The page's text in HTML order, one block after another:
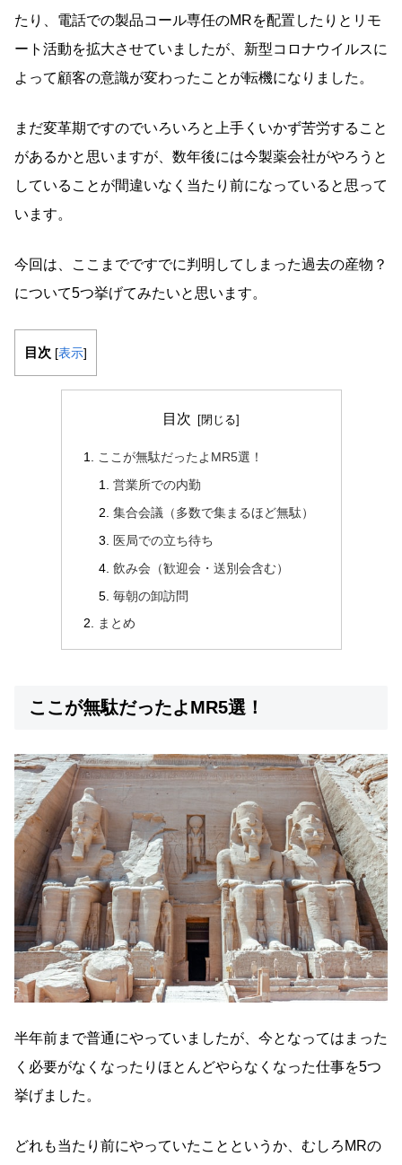
たり、電話での製品コール専任のMRを配置したりとリモ
ート活動を拡大させていましたが、新型コロナウイルスに
よって顧客の意識が変わったことが転機になりました。
まだ変革期ですのでいろいろと上手くいかず苦労すること
があるかと思いますが、数年後には今製薬会社がやろうと
していることが間違いなく当たり前になっていると思って
います。
今回は、ここまでですでに判明してしまった過去の産物？
について5つ挙げてみたいと思います。
目次 [表示]
目次
ここが無駄だったよMR5選！
営業所での内勤
集合会議（多数で集まるほど無駄）
医局での立ち待ち
飲み会（歓迎会・送別会含む）
毎朝の卸訪問
まとめ
ここが無駄だったよMR5選！
半年前まで普通にやっていましたが、今となってはまった
く必要がなくなったりほとんどやらなくなった仕事を5つ
挙げました。
どれも当たり前にやっていたことというか、むしろMRの